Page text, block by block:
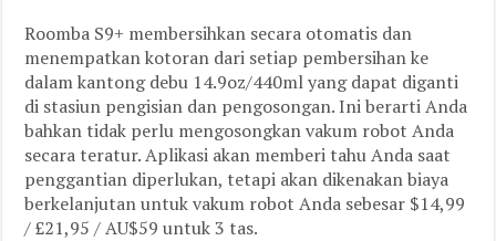
Roomba S9+ membersihkan secara otomatis dan
menempatkan kotoran dari setiap pembersihan ke
dalam kantong debu 14.9oz/440ml yang dapat diganti
di stasiun pengisian dan pengosongan. Ini berarti Anda
bahkan tidak perlu mengosongkan vakum robot Anda
secara teratur. Aplikasi akan memberi tahu Anda saat
penggantian diperlukan, tetapi akan dikenakan biaya
berkelanjutan untuk vakum robot Anda sebesar $14,99
/ £21,95 / AU$59 untuk 3 tas.